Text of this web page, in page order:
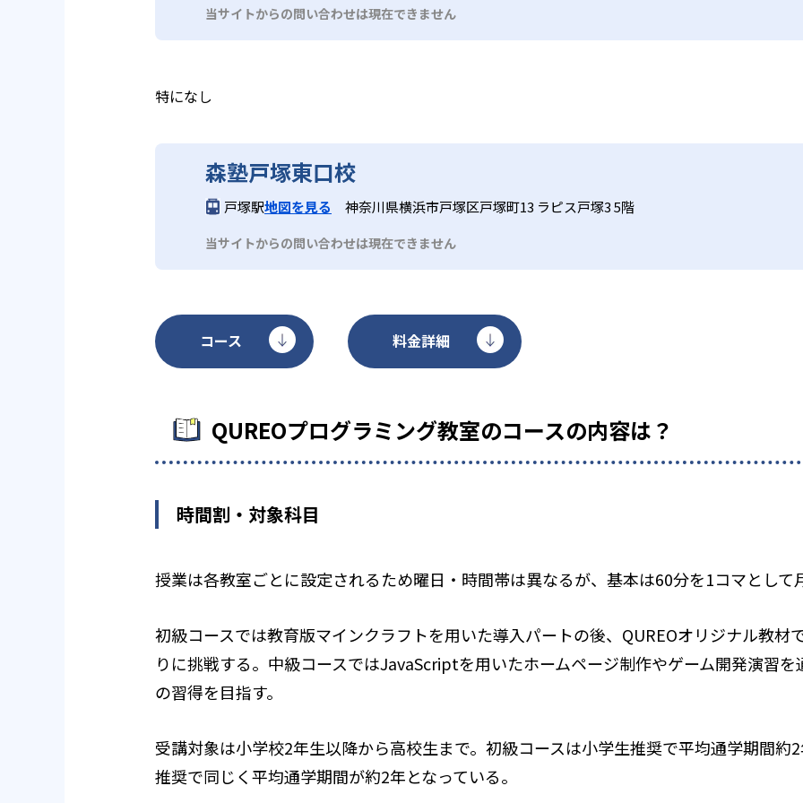
が、教室によっては持ち込みのパソコンで授業を行う場合もある。その他、一部の教室では特
当サイトからの問い合わせは現在できません
特になし
森塾戸塚東口校
戸塚駅地図を見る 神奈川県横浜市戸塚区戸塚町13 ラピス戸塚3 5階
当サイトからの問い合わせは現在できません
コース 料金詳細
QUREOプログラミング教室のコースの内容は？
時間割・対象科目
授業は各教室ごとに設定されるため曜日・時間帯は異なるが、基本は60分を1コマとして
初級コースでは教育版マインクラフトを用いた導入パートの後、QUREOオリジナル教材
りに挑戦する。中級コースではJavaScriptを用いたホームページ制作やゲーム開発演習
の習得を目指す。
受講対象は小学校2年生以降から高校生まで。初級コースは小学生推奨で平均通学期間約
推奨で同じく平均通学期間が約2年となっている。